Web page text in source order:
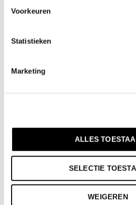
Voorkeuren
Statistieken
Marketing
ALLES
SELECTIE
WEIGEREN
Olympic
€149,00
Incl. btw
Olympic
Daily -
Incl. btw